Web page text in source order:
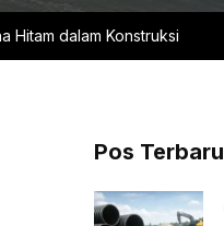
Hitam dalam Konstruksi
Pos Terbaru